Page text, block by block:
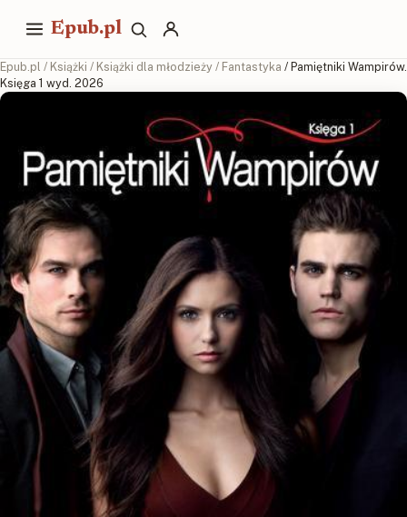
Epub.pl
Epub.pl / Książki / Książki dla młodzieży / Fantastyka / Pamiętniki Wampirów.
Księga 1 wyd. 2026